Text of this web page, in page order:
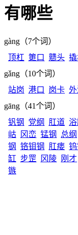
有哪些
gàng（7个词）
顶杠 筻口 戆头
gǎng（10个词）
站岗 港口 岗卡
gāng（41个词）
钒钢
党纲 肛道
岵
冈峦 锰钢 总纲
钢 铬钼钢 肛瘘 钨
缸 步罡 冈陵 刚才
镞